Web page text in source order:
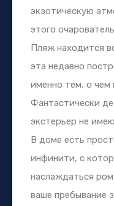
экзотическую
этого
Пляж находится
эта недавно
именно тем, о чем
Фантастически
экстерьер не
В доме есть
инфинити, с
наслаждаться
ваше пребывание